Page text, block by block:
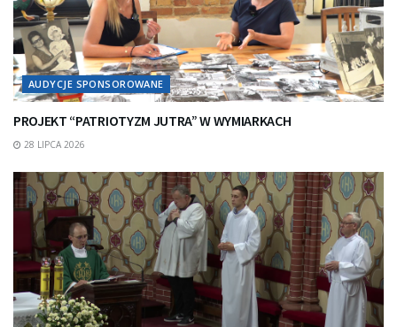
AUDYCJE SPONSOROWANE
PROJEKT “PATRIOTYZM JUTRA” W WYMIARKACH
28 LIPCA 2026